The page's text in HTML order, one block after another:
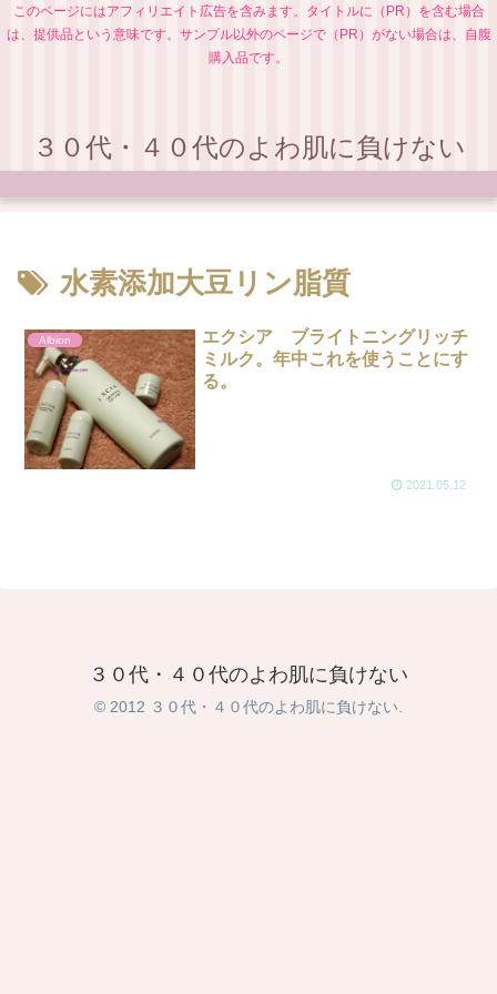
このページにはアフィリエイト広告を含みます。タイトルに（PR）を含む場合
は、提供品という意味です。サンプル以外のページで（PR）がない場合は、自腹
購入品です。
３０代・４０代のよわ肌に負けない
水素添加大豆リン脂質
Albion
エクシア ブライトニングリッチ
ミルク。年中これを使うことにす
る。
2021.05.12
３０代・４０代のよわ肌に負けない
© 2012 ３０代・４０代のよわ肌に負けない.